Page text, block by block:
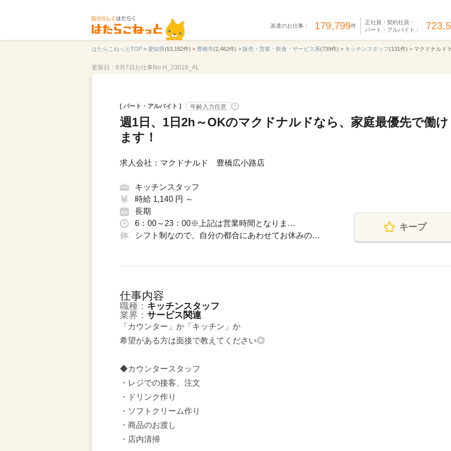
派遣のお仕事： 179,799件
正社員・契約社員・
パート・アルバイト：
はたらこねっとTOP > 愛知県(53,182件) > 豊橋市(2,462件) > 販売・営業・飲食・サービス系(739件) > キッチンスタッフ(131件) > マクドナルド
更新日：8月7日 お仕事No.H_23018_AL
[ パート・アルバイト ] 年齢入力任意 ?
週1日、1日2h～OKのマクドナルドなら、家庭最優先で働け
ます！
求人会社：マクドナルド 豊橋広小路店
キッチンスタッフ
時給 1,140 円 ～
長期
6：00～23：00※上記は営業時間となりま…
シフト制なので、自分の都合にあわせてお休みの…
キープ
仕事内容
職種： キッチンスタッフ
業界： サービス関連
「カウンター」か「キッチン」か
希望がある方は面接で教えてください◎
◆カウンタースタッフ
・レジでの接客、注文
・ドリンク作り
・ソフトクリーム作り
・商品のお渡し
・店内清掃